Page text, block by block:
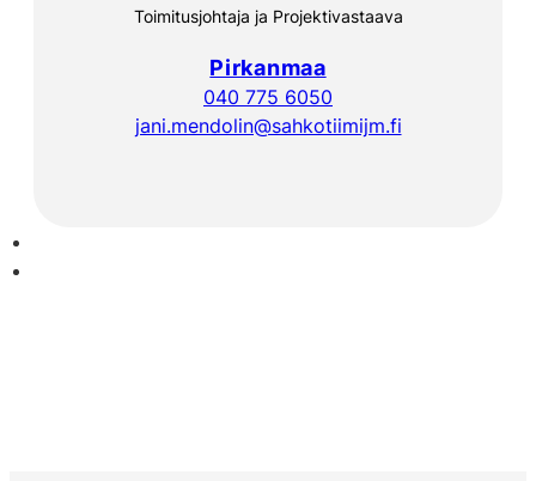
Toimitusjohtaja ja Projektivastaava
Pirkanmaa
040 775 6050
jani.mendolin@sahkotiimijm.fi